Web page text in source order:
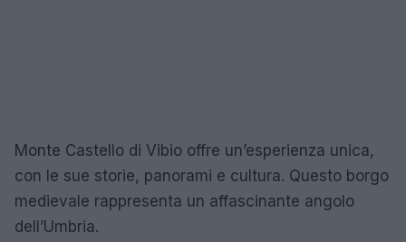
Monte Castello di Vibio offre un’esperienza unica,
con le sue storie, panorami e cultura. Questo borgo
medievale rappresenta un affascinante angolo
dell’Umbria.